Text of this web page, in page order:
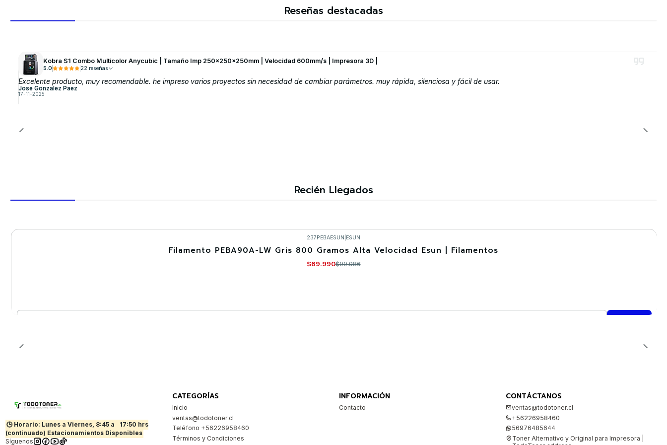
Reseñas destacadas
Kobra S1 Combo Multicolor Anycubic | Tamaño Imp 250x250x250mm | Velocidad 600mm/s | Impresora 3D |
5.0 22 reseñas
Excelente producto, muy recomendable. he impreso varios proyectos sin necesidad de cambiar parámetros. muy rápida, silenciosa y fácil de usar.
Jose Gonzalez Paez
17-11-2025
Recién Llegados
237PEBAESUN ESUN
Filamento PEBA90A-LW Gris 800 Gramos Alta Velocidad Esun | Filamentos
$69.990$99.986
🕒 Horario: Lunes a Viernes, 8:45 a
17:50 hrs
(continuado) Estacionamientos Disponibles
Síguenos
CATEGORÍAS
Inicio
ventas@todotoner.cl
Teléfono +56226958460
Términos y Condiciones
INFORMACIÓN
Contacto
CONTÁCTANOS
ventas@todotoner.cl
+56226958460
56976485644
Toner Alternativo y Original para Impresora |